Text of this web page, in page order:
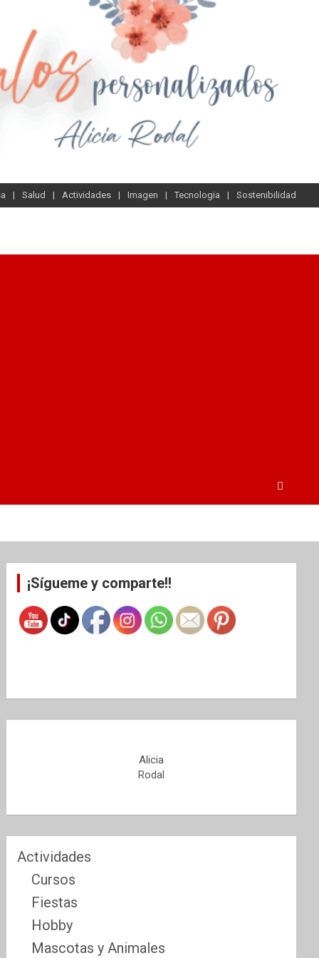
Salud Actividades Imagen Tecnologia Sostenibilidad
¡Sígueme y comparte!!
Alicia
Rodal
Actividades
Cursos
Fiestas
Hobby
Mascotas y Animales